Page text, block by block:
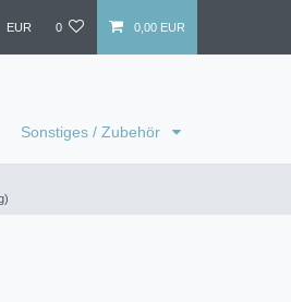
EUR 0 0,00 EUR
Sonstiges / Zubehör